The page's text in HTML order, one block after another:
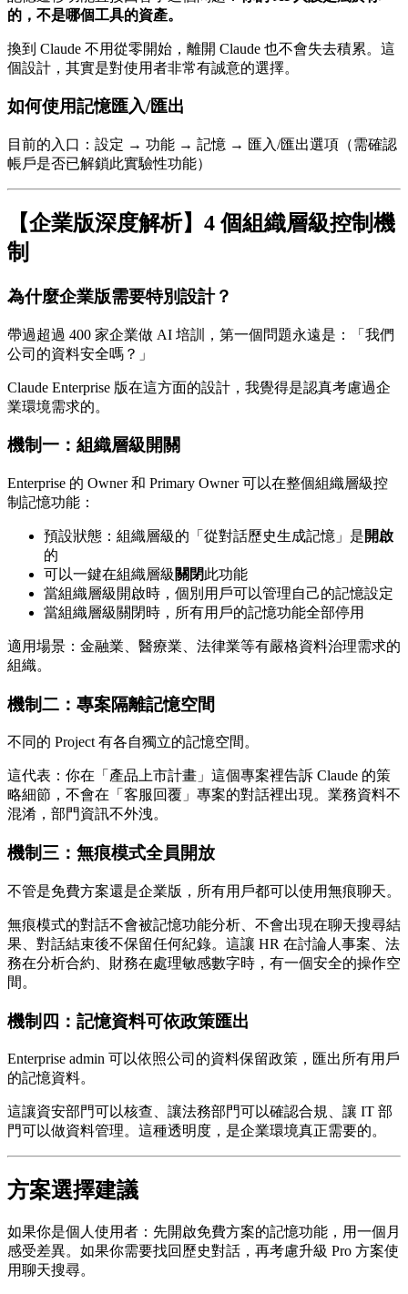
的，不是哪個工具的資產。
換到 Claude 不用從零開始，離開 Claude 也不會失去積累。這
個設計，其實是對使用者非常有誠意的選擇。
如何使用記憶匯入/匯出
目前的入口：設定 → 功能 → 記憶 → 匯入/匯出選項（需確認
帳戶是否已解鎖此實驗性功能）
【企業版深度解析】4 個組織層級控制機
制
為什麼企業版需要特別設計？
帶過超過 400 家企業做 AI 培訓，第一個問題永遠是：「我們
公司的資料安全嗎？」
Claude Enterprise 版在這方面的設計，我覺得是認真考慮過企
業環境需求的。
機制一：組織層級開關
Enterprise 的 Owner 和 Primary Owner 可以在整個組織層級控
制記憶功能：
預設狀態：組織層級的「從對話歷史生成記憶」是開啟
的
可以一鍵在組織層級 關閉此功能
當組織層級開啟時，個別用戶可以管理自己的記憶設定
當組織層級關閉時，所有用戶的記憶功能全部停用
適用場景：金融業、醫療業、法律業等有嚴格資料治理需求的
組織。
機制二：專案隔離記憶空間
不同的 Project 有各自獨立的記憶空間。
這代表：你在「產品上市計畫」這個專案裡告訴 Claude 的策
略細節，不會在「客服回覆」專案的對話裡出現。業務資料不
混淆，部門資訊不外洩。
機制三：無痕模式全員開放
不管是免費方案還是企業版，所有用戶都可以使用無痕聊天。
無痕模式的對話不會被記憶功能分析、不會出現在聊天搜尋結
果、對話結束後不保留任何紀錄。這讓 HR 在討論人事案、法
務在分析合約、財務在處理敏感數字時，有一個安全的操作空
間。
機制四：記憶資料可依政策匯出
Enterprise admin 可以依照公司的資料保留政策，匯出所有用戶
的記憶資料。
這讓資安部門可以核查、讓法務部門可以確認合規、讓 IT 部
門可以做資料管理。這種透明度，是企業環境真正需要的。
方案選擇建議
如果你是個人使用者：先開啟免費方案的記憶功能，用一個月
感受差異。如果你需要找回歷史對話，再考慮升級 Pro 方案使
用聊天搜尋。